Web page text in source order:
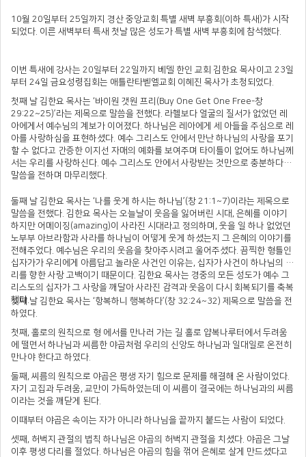
10월 20일부터 25일까지 경산 중앙교회 특별 새벽 부흥회(이하 특새)가 시작
되었다. 이른 새벽부터 특새 첫날 많은 성도가 특별 새벽 부흥회에 참석했다.
이번 특새에 강사는 20일부터 22일까지 베델 한인 교회 김한요 목사이고 23일
부터 24일 금요성령집회는 애틀란타벧엘교회 이혜진 목사가 초청되었다.
첫째 날 김한요 목사는 ‘바이원 갯원 프리(Buy One Get One Free-창
29:22~25)’라는 제목으로 말씀을 전했다. 라헬보다 얼굴의 질서가 없었던 레
아에게서 예수님의 계보가 이어졌다. 하나님은 레아에게 세 아들을 주심으로 레
아를 사랑하심을 표현하셨다. 예수 그리스도 안에서 만난 하나님의 사랑을 포기
할 수 없다고 간증한 이지선 자매의 예화를 보여주며 타이틀이 없어도 하나님께
서는 우리를 사랑하신다. 예수 그리스도 안에서 사랑받는 것만으로 충분하다고
말씀을 전하며 마무리했다.
둘째 날 김한요 목사는 ‘나를 웃게 하시는 하나님’(창 21:1~7)이라는 제목으로
말씀을 전했다. 김한요 목사는 오늘날이 웃음을 잃어버린 시대, 은혜를 이야기
하지만 어메이징(amazing)이 사라진 시대라고 정의하며, 웃을 일 하나 없었던
노부부 아브라함과 사라를 하나님이 어떻게 웃게 하셨는지 그 은혜의 이야기를
전해주었다. 예수님은 우리의 웃음을 찾아주시려고 울어주셨다. 끔찍한 형틀인
십자가가 우리에게 아름답고 놀라운 사건인 이유는, 십자가 사건이 하나님의 우
리를 향한 사랑 고백이기 때문이다. 김한요 목사는 경중의 모든 성도가 예수 그
리스도의 십자가 그 사랑을 깨달아 사라진 감격과 웃음이 다시 회복되기를 축복
했다.
셋째 날 김한요 목사는 ‘항복하니 행복하다’(창 32:24~32) 제목으로 말씀을 전
하였다.
첫째, 홀로의 원칙으로 형 에서를 만나러 가는 길 홀로 얍복나루터에서 두려움
에 떨면서 하나님과 씨름한 야곱처럼 우리의 신앙도 하나님과 일대일로 온전히
만나야 한다고 하였다.
둘째, 씨름의 원칙으로 야곱은 평생 자기 힘으로 문제를 해결해 온 사람이었다.
자기 고집과 두려움, 교만이 가득하였는데 이 씨름이 결국에는 하나님과의 씨름
이라는 것을 깨닫게 된다.
이때부터 야곱은 속이는 자가 아니라 하나님을 끝까지 붙드는 사람이 되었다.
셋째, 허벅지 관절의 법칙 하나님은 야곱의 허벅지 관절을 치셨다. 야곱은 그날
이후 평생 다리를 절었다. 하나님은 야곱의 힘을 꺾어 은혜로 살게 만드셨다고